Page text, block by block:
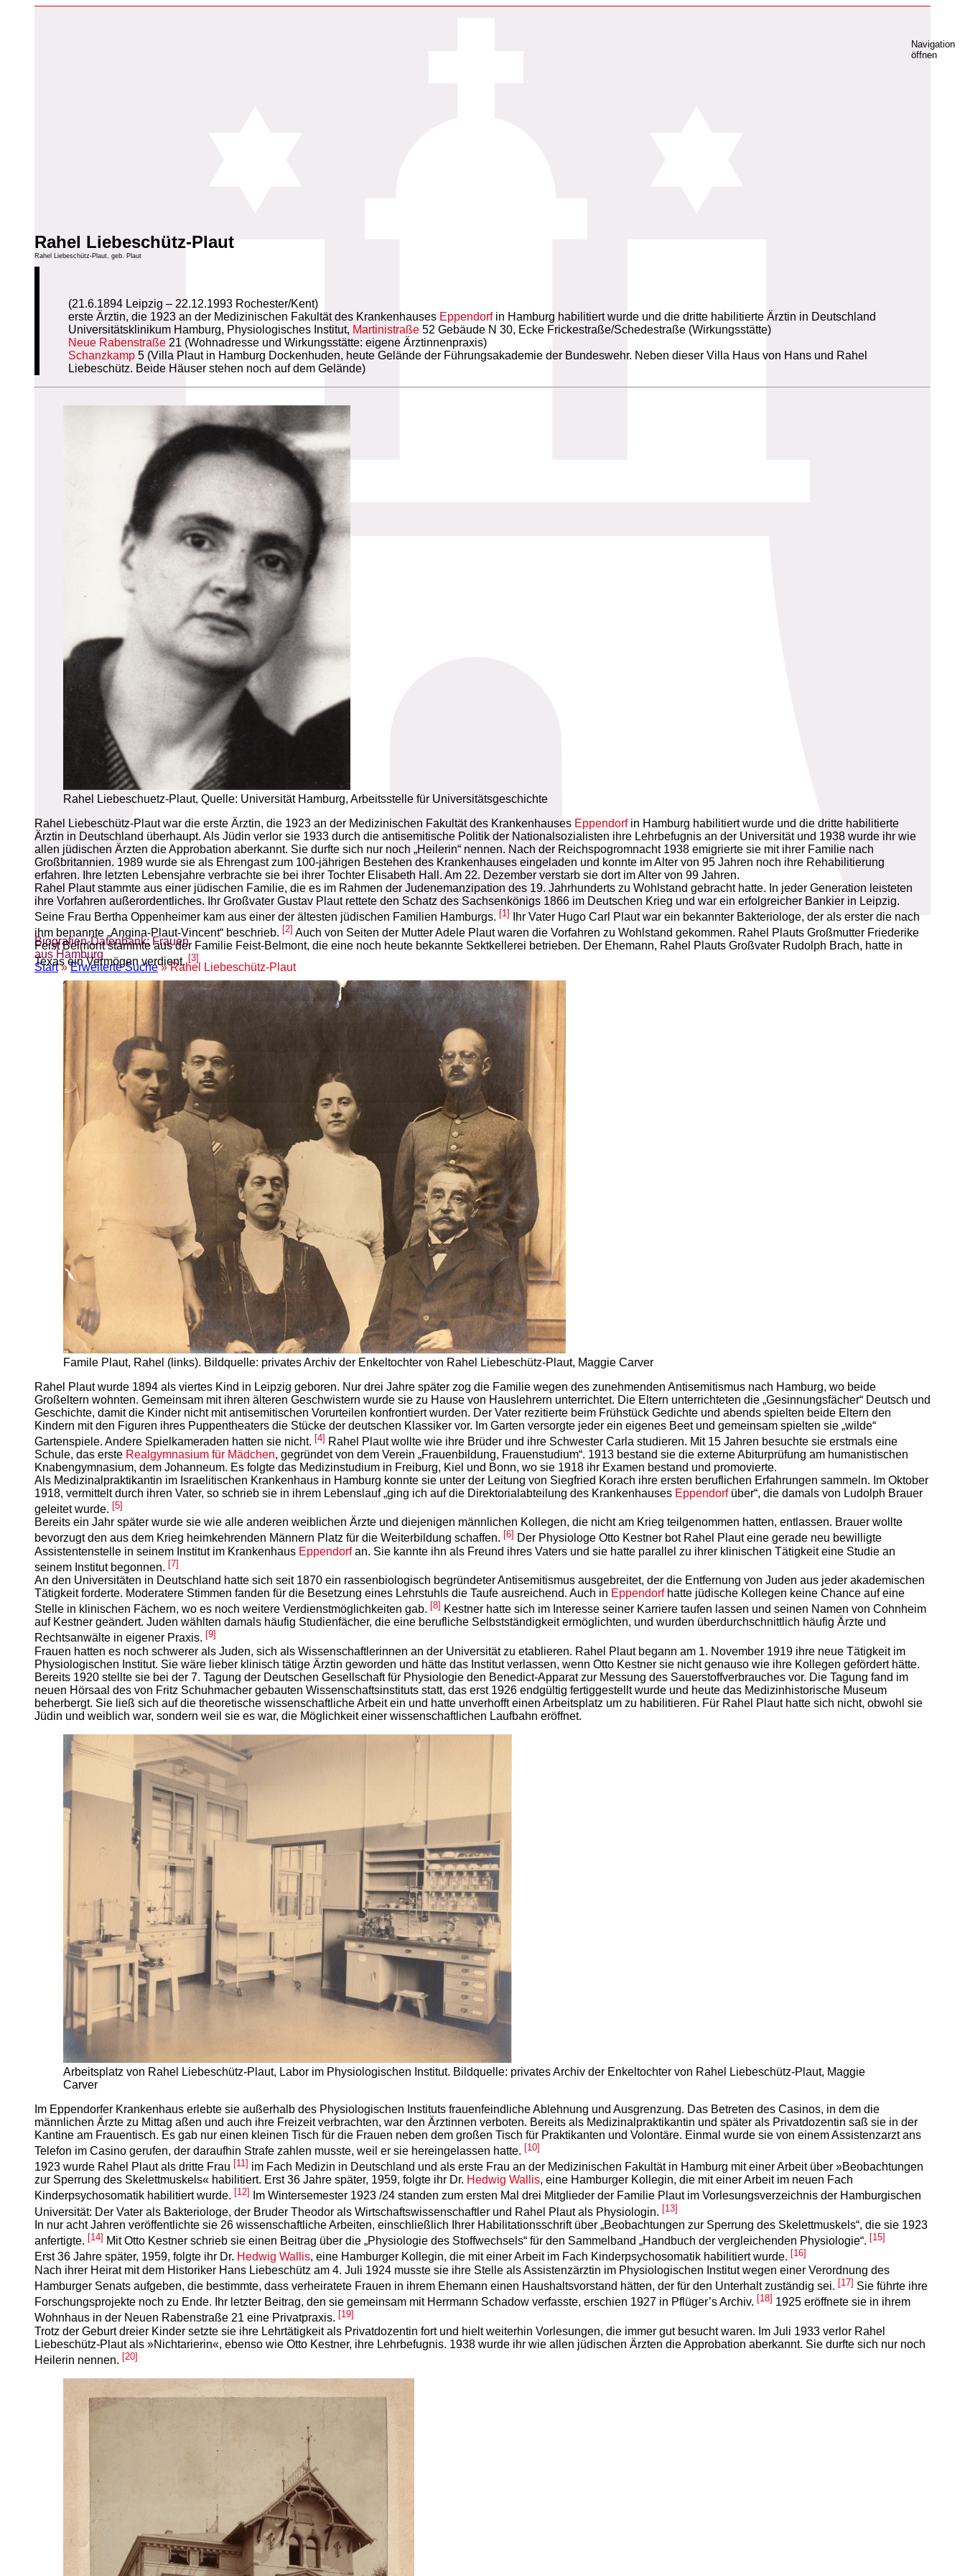
Biografien-Datenbank: Frauen
aus Hamburg
Start»Erweiterte Suche» Rahel Liebeschütz-Plaut
Navigation
öffnen
Rahel Liebeschütz-Plaut
Rahel Liebeschütz-Plaut, geb. Plaut
(21.6.1894 Leipzig – 22.12.1993 Rochester/Kent)
erste Ärztin, die 1923 an der Medizinischen Fakultät des Krankenhauses Eppendorfin Hamburg habilitiert wurde und die dritte habilitierte Ärztin in Deutschland
Universitätsklinikum Hamburg, Physiologisches Institut, Martinistraße 52 Gebäude N 30, Ecke Frickestraße/Schedestraße (Wirkungsstätte)
Neue Rabenstraße 21 (Wohnadresse und Wirkungsstätte: eigene Ärztinnenpraxis)
Schanzkamp 5 (Villa Plaut in Hamburg Dockenhuden, heute Gelände der Führungsakademie der Bundeswehr. Neben dieser Villa Haus von Hans und Rahel
Liebeschütz. Beide Häuser stehen noch auf dem Gelände)
Rahel Liebeschuetz-Plaut, Quelle: Universität Hamburg, Arbeitsstelle für Universitätsgeschichte
Rahel Liebeschütz-Plaut war die erste Ärztin, die 1923 an der Medizinischen Fakultät des Krankenhauses Eppendorfin Hamburg habilitiert wurde und die dritte habilitierte
Ärztin in Deutschland überhaupt. Als Jüdin verlor sie 1933 durch die antisemitische Politik der Nationalsozialisten ihre Lehrbefugnis an der Universität und 1938 wurde ihr wie
allen jüdischen Ärzten die Approbation aberkannt. Sie durfte sich nur noch „Heilerin“ nennen. Nach der Reichspogromnacht 1938 emigrierte sie mit ihrer Familie nach
Großbritannien. 1989 wurde sie als Ehrengast zum 100-jährigen Bestehen des Krankenhauses eingeladen und konnte im Alter von 95 Jahren noch ihre Rehabilitierung
erfahren. Ihre letzten Lebensjahre verbrachte sie bei ihrer Tochter Elisabeth Hall. Am 22. Dezember verstarb sie dort im Alter von 99 Jahren.
Rahel Plaut stammte aus einer jüdischen Familie, die es im Rahmen der Judenemanzipation des 19. Jahrhunderts zu Wohlstand gebracht hatte. In jeder Generation leisteten
ihre Vorfahren außerordentliches. Ihr Großvater Gustav Plaut rettete den Schatz des Sachsenkönigs 1866 im Deutschen Krieg und war ein erfolgreicher Bankier in Leipzig.
Seine Frau Bertha Oppenheimer kam aus einer der ältesten jüdischen Familien Hamburgs. [1]
Ihr Vater Hugo Carl Plaut war ein bekannter Bakteriologe, der als erster die nach
ihm benannte „Angina-Plaut-Vincent“ beschrieb. [2] Auch von Seiten der Mutter Adele Plaut waren die Vorfahren zu Wohlstand gekommen. Rahel Plauts Großmutter Friederike
Feist Belmont stammte aus der Familie Feist-Belmont, die eine noch heute bekannte Sektkellerei betrieben. Der Ehemann, Rahel Plauts Großvater Rudolph Brach, hatte in
Texas ein Vermögen verdient.[3]
Famile Plaut, Rahel (links). Bildquelle: privates Archiv der Enkeltochter von Rahel Liebeschütz-Plaut, Maggie Carver
Rahel Plaut wurde 1894 als viertes Kind in Leipzig geboren. Nur drei Jahre später zog die Familie wegen des zunehmenden Antisemitismus nach Hamburg, wo beide
Großeltern wohnten. Gemeinsam mit ihren älteren Geschwistern wurde sie zu Hause von Hauslehrern unterrichtet. Die Eltern unterrichteten die „Gesinnungsfächer“ Deutsch und
Geschichte, damit die Kinder nicht mit antisemitischen Vorurteilen konfrontiert wurden. Der Vater rezitierte beim Frühstück Gedichte und abends spielten beide Eltern den
Kindern mit den Figuren ihres Puppentheaters die Stücke der deutschen Klassiker vor. Im Garten versorgte jeder ein eigenes Beet und gemeinsam spielten sie „wilde“
Gartenspiele. Andere Spielkameraden hatten sie nicht. [4] Rahel Plaut wollte wie ihre Brüder und ihre Schwester Carla studieren. Mit 15 Jahren besuchte sie erstmals eine
Schule, das erste Realgymnasium für Mädchen, gegründet von dem Verein „Frauenbildung, Frauenstudium“. 1913 bestand sie die externe Abiturprüfung am humanistischen
Knabengymnasium, dem Johanneum. Es folgte das Medizinstudium in Freiburg, Kiel und Bonn, wo sie 1918 ihr Examen bestand und promovierte.
Als Medizinalpraktikantin im Israelitischen Krankenhaus in Hamburg konnte sie unter der Leitung von Siegfried Korach ihre ersten beruflichen Erfahrungen sammeln. Im Oktober
1918, vermittelt durch ihren Vater, so schrieb sie in ihrem Lebenslauf „ging ich auf die Direktorialabteilung des Krankenhauses Eppendorfüber“, die damals von Ludolph Brauer
geleitet wurde. [5]
Bereits ein Jahr später wurde sie wie alle anderen weiblichen Ärzte und diejenigen männlichen Kollegen, die nicht am Krieg teilgenommen hatten, entlassen. Brauer wollte
bevorzugt den aus dem Krieg heimkehrenden Männern Platz für die Weiterbildung schaffen. [6] Der Physiologe Otto Kestner bot Rahel Plaut eine gerade neu bewilligte
Assistentenstelle in seinem Institut im Krankenhaus Eppendorfan. Sie kannte ihn als Freund ihres Vaters und sie hatte parallel zu ihrer klinischen Tätigkeit eine Studie an
seinem Institut begonnen. [7]
An den Universitäten in Deutschland hatte sich seit 1870 ein rassenbiologisch begründeter Antisemitismus ausgebreitet, der die Entfernung von Juden aus jeder akademischen
Tätigkeit forderte. Moderatere Stimmen fanden für die Besetzung eines Lehrstuhls die Taufe ausreichend. Auch in Eppendorfhatte jüdische Kollegen keine Chance auf eine
Stelle in klinischen Fächern, wo es noch weitere Verdienstmöglichkeiten gab. [8] Kestner hatte sich im Interesse seiner Karriere taufen lassen und seinen Namen von Cohnheim
auf Kestner geändert. Juden wählten damals häufig Studienfächer, die eine berufliche Selbstständigkeit ermöglichten, und wurden überdurchschnittlich häufig Ärzte und
Rechtsanwälte in eigener Praxis. [9]
Frauen hatten es noch schwerer als Juden, sich als Wissenschaftlerinnen an der Universität zu etablieren. Rahel Plaut begann am 1. November 1919 ihre neue Tätigkeit im
Physiologischen Institut. Sie wäre lieber klinisch tätige Ärztin geworden und hätte das Institut verlassen, wenn Otto Kestner sie nicht genauso wie ihre Kollegen gefördert hätte.
Bereits 1920 stellte sie bei der 7. Tagung der Deutschen Gesellschaft für Physiologie den Benedict-Apparat zur Messung des Sauerstoffverbrauches vor. Die Tagung fand im
neuen Hörsaal des von Fritz Schuhmacher gebauten Wissenschaftsinstituts statt, das erst 1926 endgültig fertiggestellt wurde und heute das Medizinhistorische Museum
beherbergt. Sie ließ sich auf die theoretische wissenschaftliche Arbeit ein und hatte unverhofft einen Arbeitsplatz um zu habilitieren. Für Rahel Plaut hatte sich nicht, obwohl sie
Jüdin und weiblich war, sondern weil sie es war, die Möglichkeit einer wissenschaftlichen Laufbahn eröffnet.
Arbeitsplatz von Rahel Liebeschütz-Plaut, Labor im Physiologischen Institut. Bildquelle: privates Archiv der Enkeltochter von Rahel Liebeschütz-Plaut, Maggie
Carver
Im Eppendorfer Krankenhaus erlebte sie außerhalb des Physiologischen Instituts frauenfeindliche Ablehnung und Ausgrenzung. Das Betreten des Casinos, in dem die
männlichen Ärzte zu Mittag aßen und auch ihre Freizeit verbrachten, war den Ärztinnen verboten. Bereits als Medizinalpraktikantin und später als Privatdozentin saß sie in der
Kantine am Frauentisch. Es gab nur einen kleinen Tisch für die Frauen neben dem großen Tisch für Praktikanten und Volontäre. Einmal wurde sie von einem Assistenzarzt ans
Telefon im Casino gerufen, der daraufhin Strafe zahlen musste, weil er sie hereingelassen hatte. [10]
1923 wurde Rahel Plaut als dritte Frau [11] im Fach Medizin in Deutschland und als erste Frau an der Medizinischen Fakultät in Hamburg mit einer Arbeit über »Beobachtungen
zur Sperrung des Skelettmuskels« habilitiert. Erst 36 Jahre später, 1959, folgte ihr Dr. Hedwig Wallis, eine Hamburger Kollegin, die mit einer Arbeit im neuen Fach
Kinderpsychosomatik habilitiert wurde. [12]
Im Wintersemester 1923 /24 standen zum ersten Mal drei Mitglieder der Familie Plaut im Vorlesungsverzeichnis der Hamburgischen
Universität: Der Vater als Bakteriologe, der Bruder Theodor als Wirtschaftswissenschaftler und Rahel Plaut als Physiologin. [13]
In nur acht Jahren veröffentlichte sie 26 wissenschaftliche Arbeiten, einschließlich Ihrer Habilitationsschrift über „Beobachtungen zur Sperrung des Skelettmuskels“, die sie 1923
anfertigte. [14] Mit Otto Kestner schrieb sie einen Beitrag über die „Physiologie des Stoffwechsels“ für den Sammelband „Handbuch der vergleichenden Physiologie“. [15]
Erst 36 Jahre später, 1959, folgte ihr Dr. Hedwig Wallis, eine Hamburger Kollegin, die mit einer Arbeit im Fach Kinderpsychosomatik habilitiert wurde. [16]
Nach ihrer Heirat mit dem Historiker Hans Liebeschütz am 4. Juli 1924 musste sie ihre Stelle als Assistenzärztin im Physiologischen Institut wegen einer Verordnung des
Hamburger Senats aufgeben, die bestimmte, dass verheiratete Frauen in ihrem Ehemann einen Haushaltsvorstand hätten, der für den Unterhalt zuständig sei. [17] Sie führte ihre
Forschungsprojekte noch zu Ende. Ihr letzter Beitrag, den sie gemeinsam mit Herrmann Schadow verfasste, erschien 1927 in Pflüger’s Archiv. [18] 1925 eröffnete sie in ihrem
Wohnhaus in der Neuen Rabenstraße 21 eine Privatpraxis. [19]
Trotz der Geburt dreier Kinder setzte sie ihre Lehrtätigkeit als Privatdozentin fort und hielt weiterhin Vorlesungen, die immer gut besucht waren. Im Juli 1933 verlor Rahel
Liebeschütz-Plaut als »Nichtarierin«, ebenso wie Otto Kestner, ihre Lehrbefugnis. 1938 wurde ihr wie allen jüdischen Ärzten die Approbation aberkannt. Sie durfte sich nur noch
Heilerin nennen. [20]